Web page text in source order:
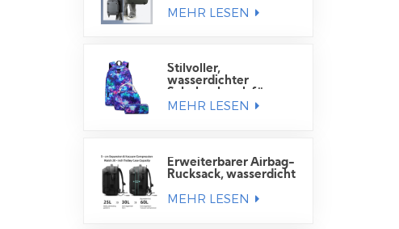
MEHR LESEN
Stilvoller,
wasserdichter
Schüler
MEHR LESEN
Erweiterbarer Airbag-
Rucksack, wasserdicht
MEHR LESEN